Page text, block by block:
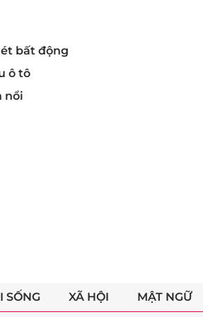
bất động
ô tô
nổi
SỐNG XÃ HỘI MẬT NGỮ